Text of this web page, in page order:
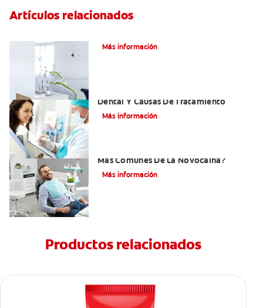
Artículos relacionados
Más información
Dental Y Causas De Tratamiento
Más información
Más Comunes De La Novocaína?
Más información
Productos relacionados